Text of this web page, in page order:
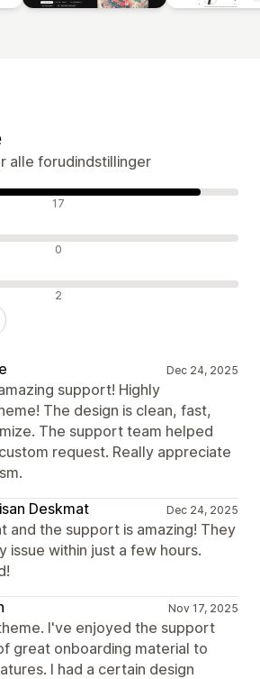
alle forudindstillinger
17
0
2
Dec 24, 2025
support! Highly
The design is clean, fast,
The support team helped
request. Really appreciate
Deskmat
Dec 24, 2025
and the support is amazing! They
issue within just a few hours.
Nov 17, 2025
I've enjoyed the support
great onboarding material to
I had a certain design